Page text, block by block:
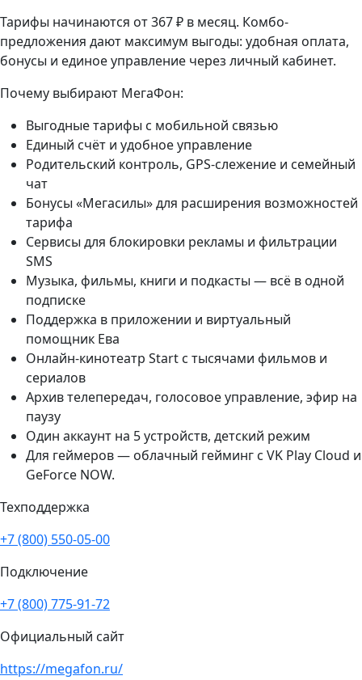
Тарифы начинаются от 367 ₽ в месяц. Комбо-
предложения дают максимум выгоды: удобная оплата,
бонусы и единое управление через личный кабинет.
Почему выбирают МегаФон:
Выгодные тарифы с мобильной связью
Единый счёт и удобное управление
Родительский контроль, GPS-слежение и семейный
чат
Бонусы «Мегасилы» для расширения возможностей
тарифа
Сервисы для блокировки рекламы и фильтрации
SMS
Музыка, фильмы, книги и подкасты — всё в одной
подписке
Поддержка в приложении и виртуальный
помощник Ева
Онлайн-кинотеатр Start с тысячами фильмов и
сериалов
Архив телепередач, голосовое управление, эфир на
паузу
Один аккаунт на 5 устройств, детский режим
Для геймеров — облачный гейминг с VK Play Cloud и
GeForce NOW.
Техподдержка
+7 (800) 550-05-00
Подключение
+7 (800) 775-91-72
Официальный сайт
https://megafon.ru/